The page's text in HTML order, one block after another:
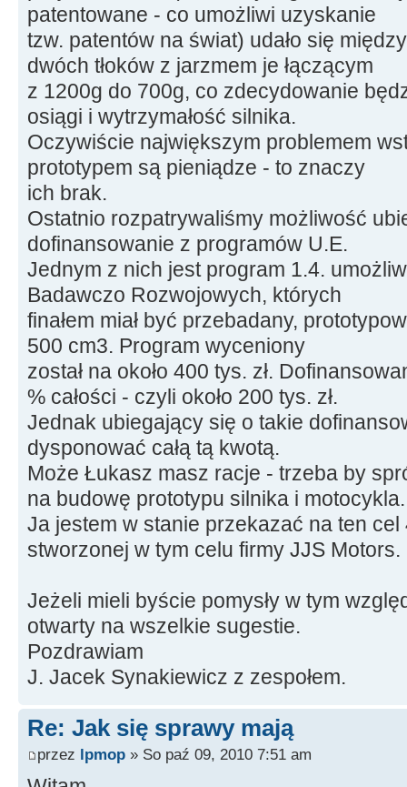
patentowane - co umożliwi uzyskanie
tzw. patentów na świat) udało się
dwóch tłoków z jarzmem je łączącym
z 1200g do 700g, co zdecydowanie
osiągi i wytrzymałość silnika.
Oczywiście największym problemem
prototypem są pieniądze - to znaczy
ich brak.
Ostatnio rozpatrywaliśmy możliwość
dofinansowanie z programów U.E.
Jednym z nich jest program 1.4.
Badawczo Rozwojowych, których
finałem miał być przebadany,
500 cm3. Program wyceniony
został na około 400 tys. zł.
% całości - czyli około 200 tys. zł.
Jednak ubiegający się o takie
dysponować całą tą kwotą.
Może Łukasz masz racje - trzeba by
na budowę prototypu silnika i motocykla.
Ja jestem w stanie przekazać na ten cel
stworzonej w tym celu firmy JJS Motors.
Jeżeli mieli byście pomysły w tym
otwarty na wszelkie sugestie.
Pozdrawiam
J. Jacek Synakiewicz z zespołem.
Re: Jak się sprawy mają
przez lpmop » So paź 09, 2010 7:51 am